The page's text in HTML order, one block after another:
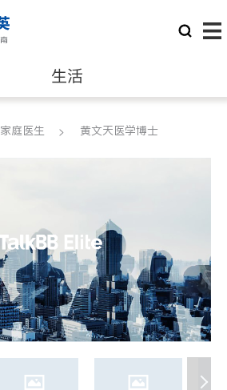
生活
律师
非盈利组织
家庭医生 黄文天医学博士